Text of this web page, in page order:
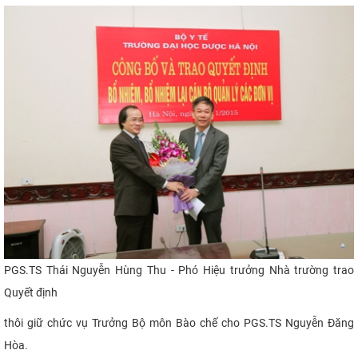
PGS.TS Thái Nguyễn Hùng Thu - Phó Hiệu trưởng Nhà trường trao
Quyết định
thôi giữ chức vụ Trưởng Bộ môn Bào chế cho PGS.TS Nguyễn Đăng
Hòa.